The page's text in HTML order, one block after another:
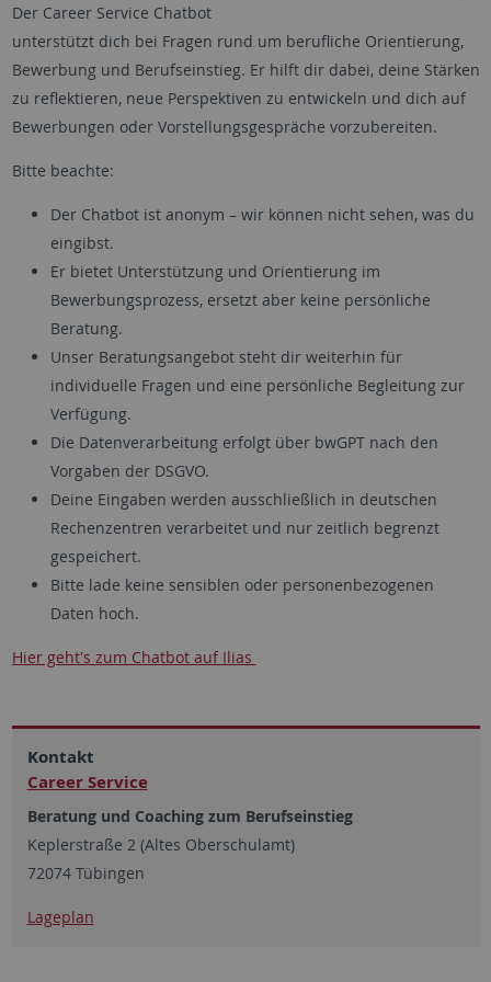
Der Career Service Chatbot
unterstützt dich bei Fragen rund um berufliche Orientierung,
Bewerbung und Berufseinstieg. Er hilft dir dabei, deine Stärken
zu reflektieren, neue Perspektiven zu entwickeln und dich auf
Bewerbungen oder Vorstellungsgespräche vorzubereiten.
Bitte beachte:
Der Chatbot ist anonym – wir können nicht sehen, was du
eingibst.
Er bietet Unterstützung und Orientierung im
Bewerbungsprozess, ersetzt aber keine persönliche
Beratung.
Unser Beratungsangebot steht dir weiterhin für
individuelle Fragen und eine persönliche Begleitung zur
Verfügung.
Die Datenverarbeitung erfolgt über bwGPT nach den
Vorgaben der DSGVO.
Deine Eingaben werden ausschließlich in deutschen
Rechenzentren verarbeitet und nur zeitlich begrenzt
gespeichert.
Bitte lade keine sensiblen oder personenbezogenen
Daten hoch.
Hier geht's zum Chatbot auf Ilias
Kontakt
Career Service
Beratung und Coaching zum Berufseinstieg
Keplerstraße 2 (Altes Oberschulamt)
72074 Tübingen
Lageplan